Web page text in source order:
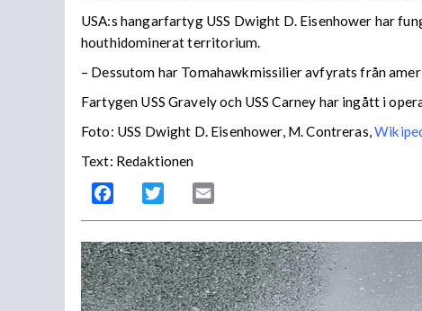
USA:s hangarfartyg USS Dwight D. Eisenhower har
houthidominerat territorium.
– Dessutom har Tomahawkmissilier avfyrats från
Fartygen USS Gravely och USS Carney har ingått i
Foto: USS Dwight D. Eisenhower, M. Contreras,
Text: Redaktionen
Facebook Twitter